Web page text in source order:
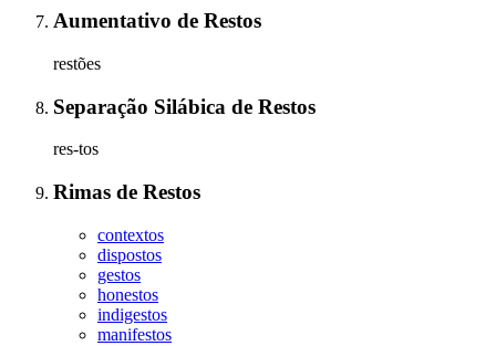
Aumentativo de Restos
restões
Separação Silábica de Restos
res-tos
Rimas de Restos
contextos
dispostos
gestos
honestos
indigestos
manifestos